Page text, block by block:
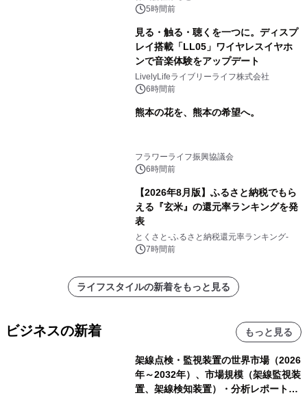
スの2施設で
5時間前
見る・触る・聴くを一つに。ディスプ
レイ搭載「LL05」ワイヤレスイヤホ
ンで音楽体験をアップデート
LivelyLifeライブリーライフ株式会社
6時間前
熊本の花を、熊本の希望へ。
フラワーライフ振興協議会
6時間前
【2026年8月版】ふるさと納税でもら
える『玄米』の還元率ランキングを発
表
とくさと-ふるさと納税還元率ランキング-
7時間前
ライフスタイルの新着をもっと見る
ビジネスの新着 もっと見る
架線点検・監視装置の世界市場（2026
年～2032年）、市場規模（架線監視装
置、架線検知装置）・分析レポートを